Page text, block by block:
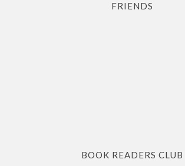
FRIENDS
BOOK READERS CLUB